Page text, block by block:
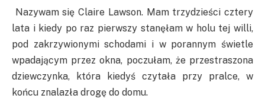
Nazywam się Claire Lawson. Mam trzydzieści cztery
lata i kiedy po raz pierwszy stanęłam w holu tej willi,
pod zakrzywionymi schodami i w porannym świetle
wpadającym przez okna, poczułam, że przestraszona
dziewczynka, która kiedyś czytała przy pralce, w
końcu znalazła drogę do domu.